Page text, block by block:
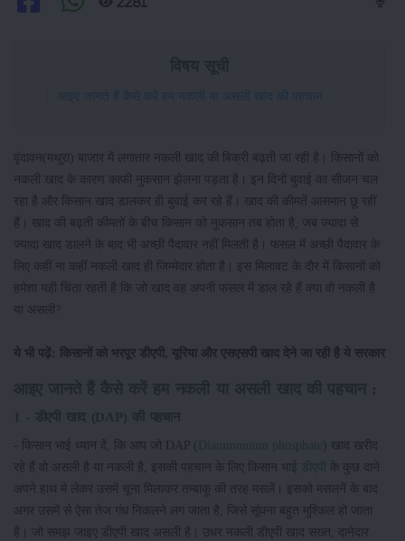
आइए जानते हैं कैसे करें हम नकली या असली खाद की पहचान :
वृंदावन(मथुरा) बाजार में लगातार नकली खाद की बिक्री बढ़ती जा रही है। किसानों को
नकली खाद के कारण काफी नुकसान झेलना पड़ता है। इन दिनों बुवाई का सीजन चल
रहा है और किसान खाद डालकर ही बुवाई कर रहे हैं। खाद की कीमतें आसमान छू रहीं
हैं। खाद की बढ़ती कीमतों के बीच किसान को नुकसान तब होता है, जब ज्यादा से
ज्यादा खाद डालने के बाद भी अच्छी पैदावार नहीं मिलती है। फसल में अच्छी पैदावार के
लिए कहीं ना कहीं नकली खाद ही जिम्मेदार होता है। इस मिलावट के दौर में किसानों को
हमेशा यही चिंता रहती है कि जो खाद वह अपनी फसल में डाल रहे हैं क्या वो नकली है
या असली?
ये भी पढ़ें: किसानों को भरपूर डीएपी, यूरिया और एसएसपी खाद देने जा रही है ये सरकार
- किसान भाई ध्यान दें, कि आप जो DAP ( Diammonium phosphate ) खाद खरीद
रहे हैं वो असली है या नकली है, इसकी पहचान के लिए किसान भाई डीएपी
के कुछ दाने
अपने हाथ मे लेकर उसमें चूना मिलाकर तम्बाकू की तरह मसलें। इसको मसलनें के बाद
अगर उसमें से ऐसा तेज गंध निकलने लग जाता है, जिसे सूंघना बहुत मुश्किल हो जाता
है। जो समझ जाइए डीएपी खाद असली है। उधर नकली डीएपी खाद सख्त, दानेदार